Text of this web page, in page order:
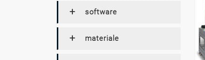
software
materiale